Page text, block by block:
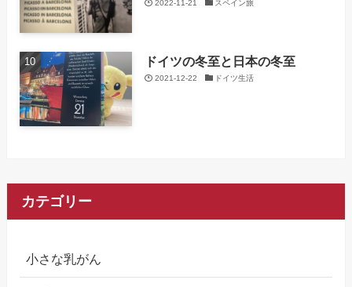
2022-11-21 スペイン旅
ドイツの冬至と日本の冬至
2021-12-22 ドイツ生活
カテゴリー
小さな乳がん